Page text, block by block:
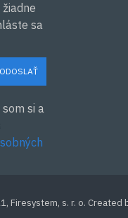
sa
ODOSLAŤ
si a
Firesystem, s. r. o. Created